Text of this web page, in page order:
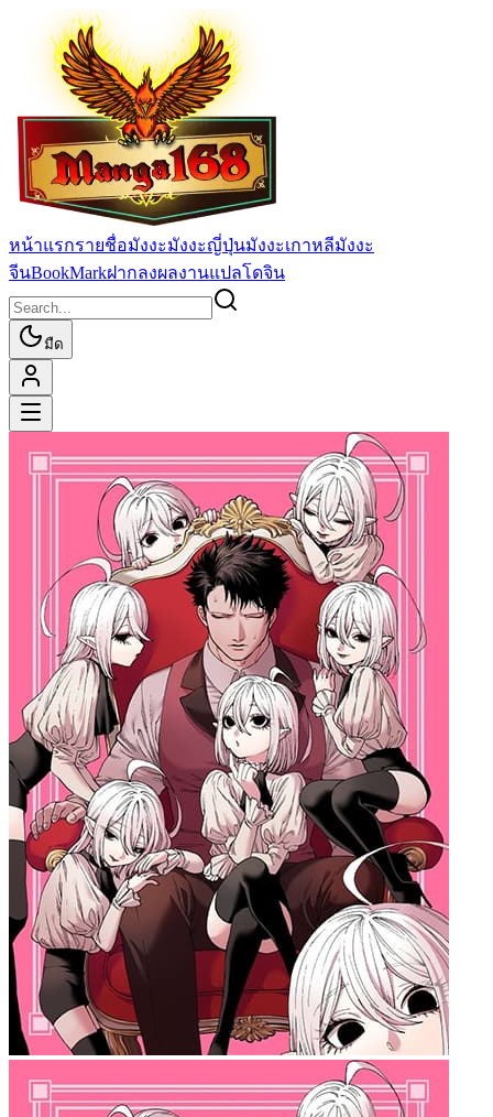
หน้าแรกรายชื่อมังงะมังงะญี่ปุ่นมังงะเกาหลีมังงะ
จีนBookMarkฝากลงผลงานแปลโดจิน
มืด